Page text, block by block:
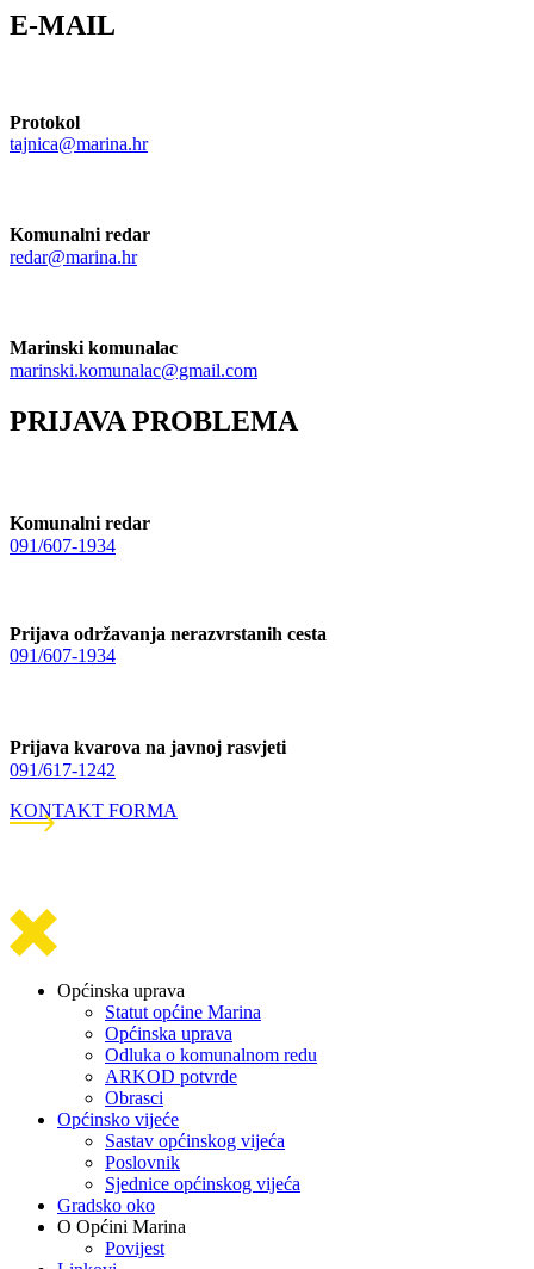
E-MAIL
Protokol
tajnica@marina.hr
Komunalni redar
redar@marina.hr
Marinski komunalac
marinski.komunalac@gmail.com
PRIJAVA PROBLEMA
Komunalni redar
091/607-1934
Prijava održavanja nerazvrstanih cesta
091/607-1934
Prijava kvarova na javnoj rasvjeti
091/617-1242
KONTAKT FORMA
Općinska uprava
Statut općine Marina
Općinska uprava
Odluka o komunalnom redu
ARKOD potvrde
Obrasci
Općinsko vijeće
Sastav općinskog vijeća
Poslovnik
Sjednice općinskog vijeća
Gradsko oko
O Općini Marina
Povijest